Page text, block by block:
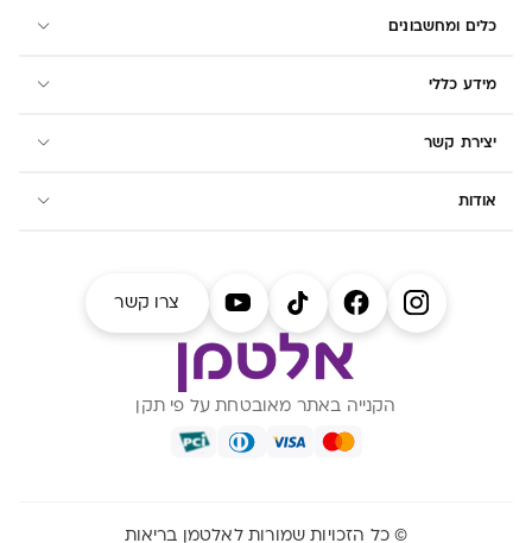
כלים ומחשבונים
מידע כללי
יצירת קשר
אודות
צרו קשר
הקנייה באתר מאובטחת על פי תקן
© כל הזכויות שמורות לאלטמן בריאות